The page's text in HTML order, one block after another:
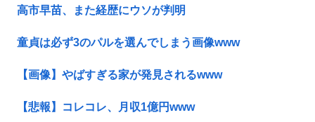
高市早苗、また経歴にウソが判明
童貞は必ず3のパルを選んでしまう画像www
【画像】やばすぎる家が発見されるwww
【悲報】コレコレ、月収1億円www